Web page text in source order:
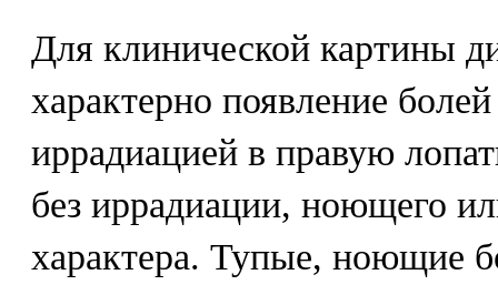
Для клинической картины
характерно появление
иррадиацией в правую
без иррадиации, ноющего
характера. Тупые, ноющие